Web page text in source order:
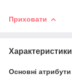
Приховати
Характеристики
Основні атрибути